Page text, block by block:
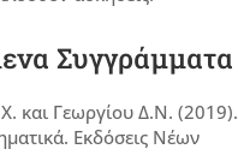
Συγγράμματα
και Γεωργίου Δ.Ν. (2019).
Εκδόσεις Νέων